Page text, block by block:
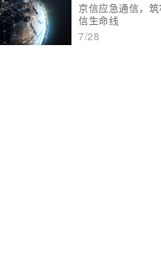
京信应急通信，
信生命线
7/28